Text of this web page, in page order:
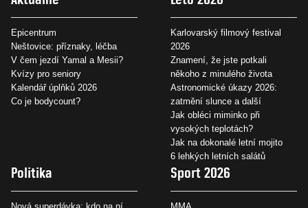
Epicentrum
Neštovice: příznaky, léčba
V čem jezdí Yamal a Mesii?
Kvízy pro seniory
Kalendář úplňků 2026
Co je bodycount?
Karlovarský filmový festival
2026
Znamení, že jste potkali
někoho z minulého života
Astronomické úkazy 2026:
zatmění slunce a další
Jak obléci miminko při
vysokých teplotách?
Jak na dokonalé letní mojito
6 lehkých letních salátů
Politika Sport 2026